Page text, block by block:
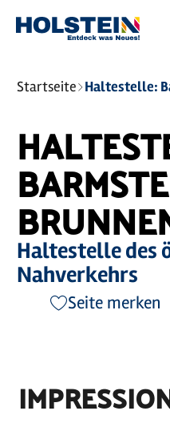
Sie
sind
Startseite
Haltestelle des
Nahverkehrs
Seite merken